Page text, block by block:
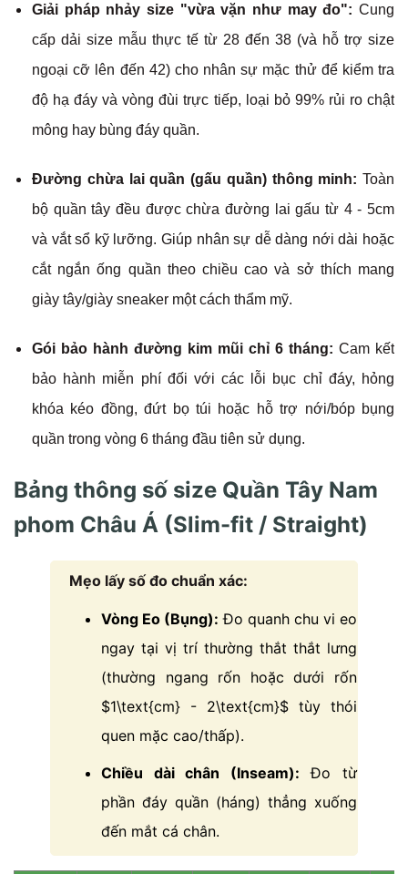
Giải pháp nhảy size "vừa vặn như may đo": Cung
cấp dải size mẫu thực tế từ 28 đến 38 (và hỗ trợ size
ngoại cỡ lên đến 42) cho nhân sự mặc thử để kiểm tra
độ hạ đáy và vòng đùi trực tiếp, loại bỏ 99% rủi ro chật
mông hay bùng đáy quần.
Đường chừa lai quần (gấu quần) thông minh: Toàn
bộ quần tây đều được chừa đường lai gấu từ 4 - 5cm
và vắt sổ kỹ lưỡng. Giúp nhân sự dễ dàng nới dài hoặc
cắt ngắn ống quần theo chiều cao và sở thích mang
giày tây/giày sneaker một cách thẩm mỹ.
Gói bảo hành đường kim mũi chỉ 6 tháng: Cam kết
bảo hành miễn phí đối với các lỗi bục chỉ đáy, hỏng
khóa kéo đồng, đứt bọ túi hoặc hỗ trợ nới/bóp bụng
quần trong vòng 6 tháng đầu tiên sử dụng.
Bảng thông số size Quần Tây Nam
phom Châu Á (Slim-fit / Straight)
Mẹo lấy số đo chuẩn xác:
Vòng Eo (Bụng): Đo quanh chu vi eo
ngay tại vị trí thường thắt thắt lưng
(thường ngang rốn hoặc dưới rốn
$1\text{cm} - 2\text{cm}$ tùy thói
quen mặc cao/thấp).
Chiều dài chân (Inseam): Đo từ
phần đáy quần (háng) thẳng xuống
đến mắt cá chân.